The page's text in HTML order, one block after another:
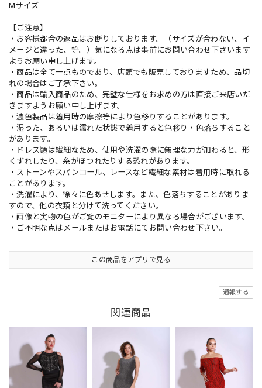
Mサイズ
【ご注意】
・お客様都合の返品はお断りしております。（サイズが合わない、イ
メージと違った、等。）気になる点は事前にお問い合わせ下さいます
ようお願い申し上げます。
・商品は全て一点ものであり、店頭でも販売しておりますため、品切
れの場合はご了承下さい。
・商品は輸入商品のため、完璧な仕様をお求めの方は直接ご来店いだ
きますようお願い申し上げます。
・濃色製品は着用時の摩擦等により色移りすることがあります。
・湿った、あるいは濡れた状態で着用すると色移り・色落ちすること
があります。
・ドレス類は繊細なため、使用や洗濯の際に無理な力が加わると、形
くずれしたり、糸がほつれたりする恐れがあります。
・ストーンやスパンコール、レースなど繊細な素材は着用時に取れる
ことがあります。
・洗濯により、徐々に色あせします。また、色落ちすることがありま
すので、他の衣類と分けて洗ってください。
・画像と実物の色がご覧のモニターにより異なる場合がございます。
・ご不明な点はメールまたはお電話にてお問い合わせ下さい。
この商品をアプリで見る
通報する
関連商品